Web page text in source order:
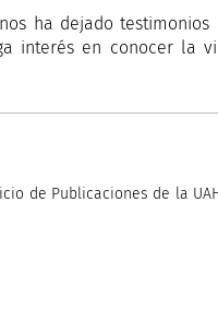
ha dejado testimonios
interés en conocer la
de Publicaciones de la